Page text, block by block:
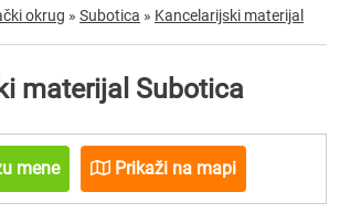
okrug » Subotica » Kancelarijski materijal
materijal Subotica
mene Prikaži na mapi